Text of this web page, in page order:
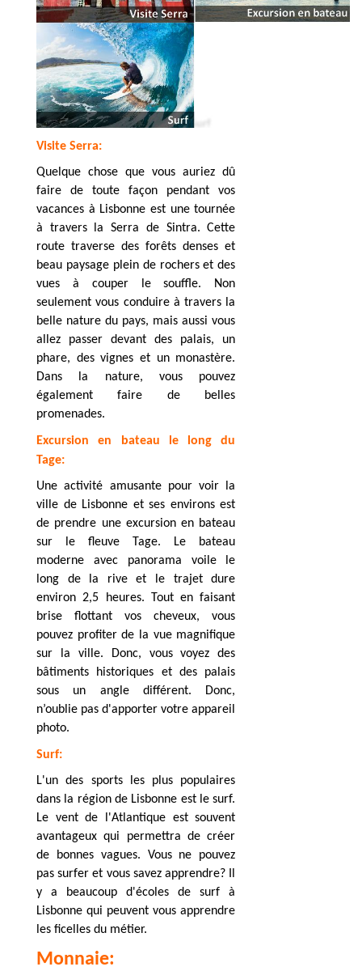
Visite Serra:
Quelque chose que vous auriez dû
faire de toute façon pendant vos
vacances à Lisbonne est une tournée
à travers la Serra de Sintra. Cette
route traverse des forêts denses et
beau paysage plein de rochers et des
vues à couper le souffle. Non
seulement vous conduire à travers la
belle nature du pays, mais aussi vous
allez passer devant des palais, un
phare, des vignes et un monastère.
Dans la nature, vous pouvez
également faire de belles
promenades.
Excursion en bateau le long du
Tage:
Une activité amusante pour voir la
ville de Lisbonne et ses environs est
de prendre une excursion en bateau
sur le fleuve Tage. Le bateau
moderne avec panorama voile le
long de la rive et le trajet dure
environ 2,5 heures. Tout en faisant
brise flottant vos cheveux, vous
pouvez profiter de la vue magnifique
sur la ville. Donc, vous voyez des
bâtiments historiques et des palais
sous un angle différent. Donc,
n’oublie pas d'apporter votre appareil
photo.
Surf:
L'un des sports les plus populaires
dans la région de Lisbonne est le surf.
Le vent de l'Atlantique est souvent
avantageux qui permettra de créer
de bonnes vagues. Vous ne pouvez
pas surfer et vous savez apprendre? Il
y a beaucoup d'écoles de surf à
Lisbonne qui peuvent vous apprendre
les ficelles du métier.
Monnaie: